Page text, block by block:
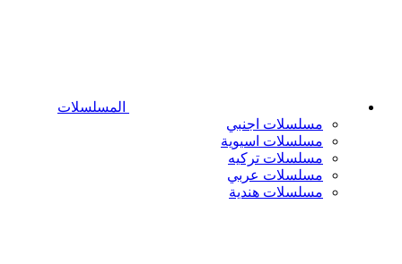
المسلسلات
مسلسلات اجنبي
مسلسلات اسيوية
مسلسلات تركيه
مسلسلات عربي
مسلسلات هندية